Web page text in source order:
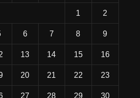
1 2
6 7 8 9
13 14 15 16
20 21 22 23
27 28 29 30